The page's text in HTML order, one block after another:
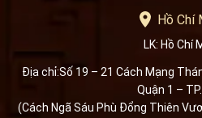
Hồ Chí
LK: Hồ Chí
Địa chỉ:Số 19 – 21 Cách Mạng
Quận 1 –
(Cách Ngã Sáu Phù Đổng Thiên